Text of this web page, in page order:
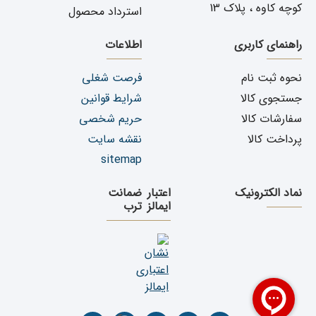
کوچه کاوه ، پلاک 13
استرداد محصول
راهنمای کاربری
نحوه ثبت نام
جستجوی کالا
سفارشات کالا
پرداخت کالا
اطلاعات
فرصت شغلی
شرایط قوانین
حریم شخصی
نقشه سایت
sitemap
نماد الکترونیک
اعتبار
ایمالز
ضمانت
ترب